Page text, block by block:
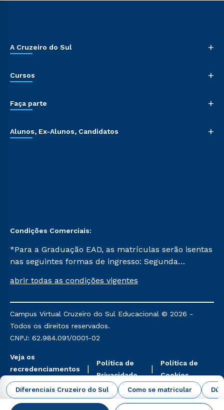
Diferenciais Cruzeiro do Sul Como se matricular
A Cruzeiro do Sul +
Cursos +
Faça parte +
Alunos, Ex-Alunos, Candidatos +
Condições Comerciais:
*Para a Graduação EAD, as matrículas serão isentas
nas seguintes formas de ingresso: Segunda
Já para as demais, a taxa de matrícula será de R$
mencionadas são referentes aos cursos: Ensino
Religioso, Geografia para a Docência e Metodologia
do Ensino de História: Questões Atuais.
abrir todas as condições vigentes
Campus Virtual Cruzeiro do Sul Educacional © 2026 -
Todos os direitos reservados.
CNPJ: 62.984.091/0001-02
Veja os
recredenciamentos
aqui
Política de
Privacidade
Política de
Cookies